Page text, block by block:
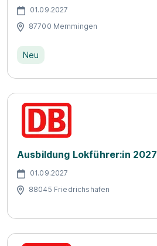
01.09.2027
87700 Memmingen
Neu
Ausbildung Lokführer:in 2027
01.09.2027
88045 Friedrichshafen